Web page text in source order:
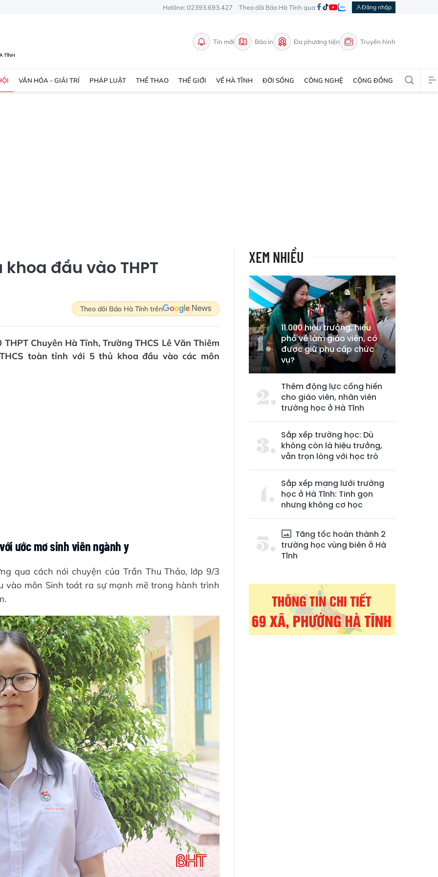
Hotline: 02393.693.427 Theo dõi Báo Hà Tĩnh qua Đăng nhập
Tin mới Báo in Đa phương tiện Truyền hình
VĂN HÓA - GIẢI TRÍ PHÁP LUẬT THỂ THAO THẾ GIỚI VỀ HÀ TĨNH ĐỜI SỐNG CÔNG NGHỆ CỘNG ĐỒNG
đầu vào THPT
Theo dõi Báo Hà Tĩnh trên
Chuyên Hà Tĩnh, Trường THCS Lê Văn Thiêm
toàn tỉnh với 5 thủ khoa đầu vào các môn
ước mơ sinh viên ngành y
qua cách nói chuyện của Trần Thu Thảo, lớp 9/3
vào môn Sinh toát ra sự mạnh mẽ trong hành trình
XEM NHIỀU
11.000 hiệu trưởng, hiệu
phó về làm giáo viên, có
được giữ phụ cấp chức
vụ?
Thêm động lực cống hiến
cho giáo viên, nhân viên
trường học ở Hà Tĩnh
Sắp xếp trường học: Dù
không còn là hiệu trưởng,
vẫn trọn lòng với học trò
Sắp xếp mạng lưới trường
học ở Hà Tĩnh: Tinh gọn
nhưng không cơ học
Tăng tốc hoàn thành 2
trường học vùng biên ở Hà
Tĩnh